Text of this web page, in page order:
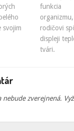
svojim
funkcia
rodičovi
displeji
tvári.
nebude zverejnená.